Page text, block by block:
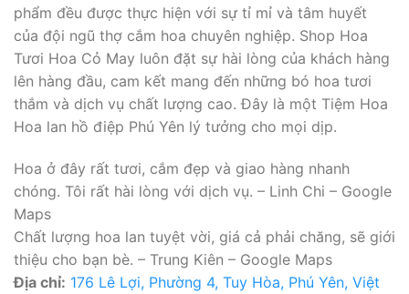
phẩm đều được thực hiện với sự tỉ mỉ và tâm huyết
của đội ngũ thợ cắm hoa chuyên nghiệp. Shop Hoa
Tươi Hoa Cỏ May luôn đặt sự hài lòng của khách hàng
lên hàng đầu, cam kết mang đến những bó hoa tươi
thắm và dịch vụ chất lượng cao. Đây là một Tiệm Hoa
Hoa lan hồ điệp Phú Yên lý tưởng cho mọi dịp.
Hoa ở đây rất tươi, cắm đẹp và giao hàng nhanh
chóng. Tôi rất hài lòng với dịch vụ. – Linh Chi – Google
Maps
Chất lượng hoa lan tuyệt vời, giá cả phải chăng, sẽ giới
thiệu cho bạn bè. – Trung Kiên – Google Maps
Địa chỉ: 176 Lê Lợi, Phường 4, Tuy Hòa, Phú Yên, Việt